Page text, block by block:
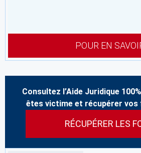
POUR EN
Consultez l’Aide Juridique
êtes victime et récupérer vos
RÉCUPÉRER LES